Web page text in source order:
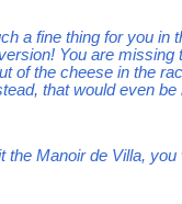
a fine thing for you in
You are
of the cheese in the
that would even
Manoir de Villa,